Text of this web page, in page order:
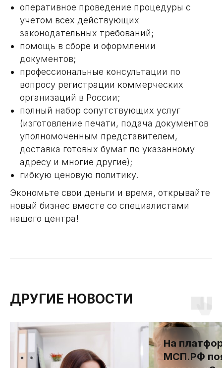
оперативное проведение процедуры с
учетом всех действующих
законодательных требований;
помощь в сборе и оформлении
документов;
профессиональные консультации по
вопросу регистрации коммерческих
организаций в России;
полный набор сопутствующих услуг
(изготовление печати, подача документов
уполномоченным представителем,
доставка готовых бумаг по указанному
адресу и многие другие);
гибкую ценовую политику.
Экономьте свои деньги и время, открывайте
новый бизнес вместе со специалистами
нашего центра!
ДРУГИЕ НОВОСТИ
На
МСП.РФ